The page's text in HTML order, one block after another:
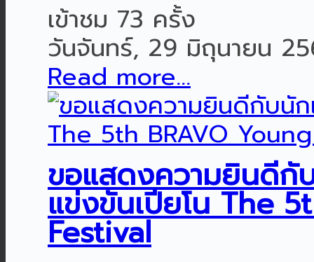
เข้าชม 73 ครั้ง
วันจันทร์, 29 มิถุนายน
Read more...
ขอแสดงความยินดีกั
แข่งขันเปียโน The
Festival